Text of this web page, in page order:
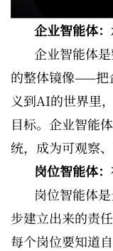
企业智能体
企业智能体
的整体镜像——把
义到AI的世界里
目标。企业智能
统，成为可观察
岗位智能体
岗位智能体
步建立出来的责
每个岗位要知道